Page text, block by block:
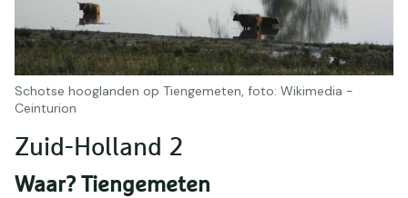
Zuid-Holland 2
Waar? Tiengemeten
Schotse hooglanden op Tiengemeten, foto: Wikimedia -
Ceinturion